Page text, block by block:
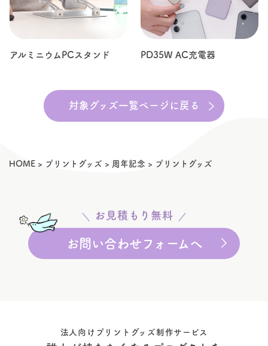
アルミニウムPCスタンド PD35W AC充電器
対象グッズ一覧ページに戻る
HOME > プリントグッズ > 周年記念 > プリントグッズ
お見積もり無料
お問い合わせフォームへ
法人向けプリントグッズ制作サービス